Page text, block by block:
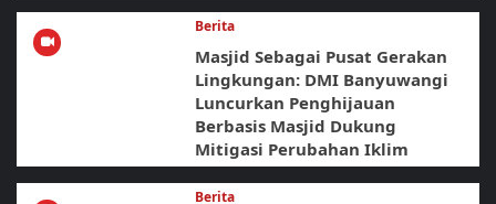
Berita
Masjid Sebagai Pusat Gerakan
Lingkungan: DMI Banyuwangi
Luncurkan Penghijauan
Berbasis Masjid Dukung
Mitigasi Perubahan Iklim
Berita